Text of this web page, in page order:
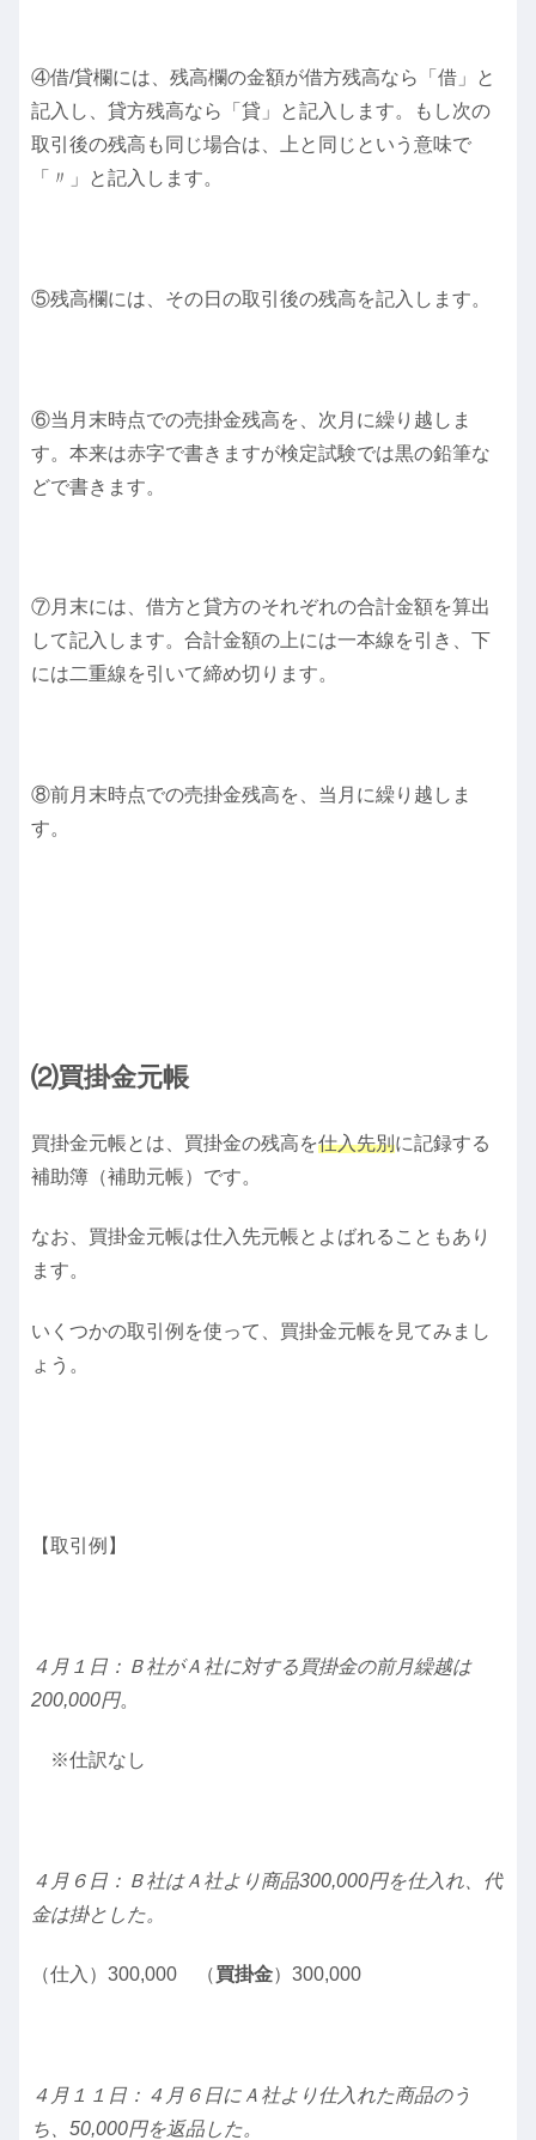
④借/貸欄には、残高欄の金額が借方残高なら「借」と
記入し、貸方残高なら「貸」と記入します。もし次の
取引後の残高も同じ場合は、上と同じという意味で
「〃」と記入します。
⑤残高欄には、その日の取引後の残高を記入します。
⑥当月末時点での売掛金残高を、次月に繰り越しま
す。本来は赤字で書きますが検定試験では黒の鉛筆な
どで書きます。
⑦月末には、借方と貸方のそれぞれの合計金額を算出
して記入します。合計金額の上には一本線を引き、下
には二重線を引いて締め切ります。
⑧前月末時点での売掛金残高を、当月に繰り越しま
す。
⑵買掛金元帳
買掛金元帳とは、買掛金の残高を仕入先別に記録する
補助簿（補助元帳）です。
なお、買掛金元帳は仕入先元帳とよばれることもあり
ます。
いくつかの取引例を使って、買掛金元帳を見てみまし
ょう。
【取引例】
４月１日：Ｂ社がＡ社に対する買掛金の前月繰越は
200,000円。
※仕訳なし
４月６日：Ｂ社はＡ社より商品300,000円を仕入れ、代
金は掛とした。
（仕入）300,000 （買掛金）300,000
４月１１日：４月６日にＡ社より仕入れた商品のう
ち、50,000円を返品した。